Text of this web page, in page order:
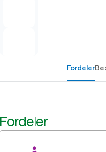
Fordeler
Fordeler